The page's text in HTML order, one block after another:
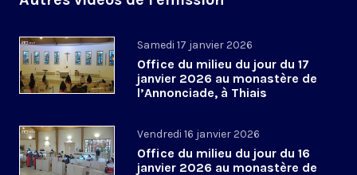
Samedi 17 janvier 2026
Office du milieu du jour du 17
janvier 2026 au monastère de
l’Annonciade, à Thiais
Vendredi 16 janvier 2026
Office du milieu du jour du 16
janvier 2026 au monastère de